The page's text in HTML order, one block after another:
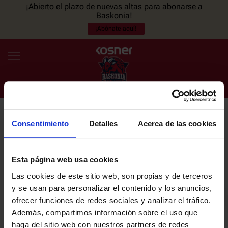
Consentimiento Detalles Acerca de las cookies
Esta página web usa cookies
Las cookies de este sitio web, son propias y de terceros
y se usan para personalizar el contenido y los anuncios,
ofrecer funciones de redes sociales y analizar el tráfico.
Además, compartimos información sobre el uso que
haga del sitio web con nuestros partners de redes
¡Abierto el plazo de nuevas altas para abonarse a
Baskonia!
¡Abónate aquí!
ES EU
NOTICIAS
PLANTILLA
ENTRADAS
NEWSLETTER
últimas noticias y promociones del club.
Email
He leído y acepto laPolítica de privacidaddel SASKI BASKONIA